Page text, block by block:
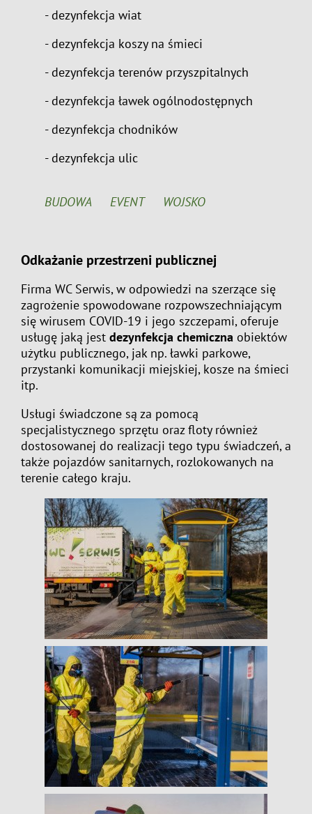
- dezynfekcja wiat
- dezynfekcja koszy na śmieci
- dezynfekcja terenów przyszpitalnych
- dezynfekcja ławek ogólnodostępnych
- dezynfekcja chodników
- dezynfekcja ulic
BUDOWA EVENT WOJSKO
Odkażanie przestrzeni publicznej
Firma WC Serwis, w odpowiedzi na szerzące się
zagrożenie spowodowane rozpowszechniającym
się wirusem COVID-19 i jego szczepami, oferuje
usługę jaką jest dezynfekcja chemiczna obiektów
użytku publicznego, jak np. ławki parkowe,
przystanki komunikacji miejskiej, kosze na śmieci
itp.
Usługi świadczone są za pomocą
specjalistycznego sprzętu oraz floty również
dostosowanej do realizacji tego typu świadczeń, a
także pojazdów sanitarnych, rozlokowanych na
terenie całego kraju.